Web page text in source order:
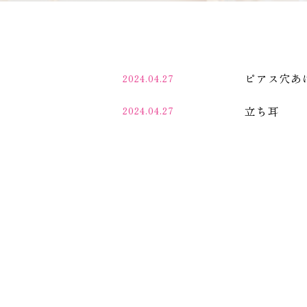
2024.04.27 ピアス穴あ
2024.04.27 立ち耳